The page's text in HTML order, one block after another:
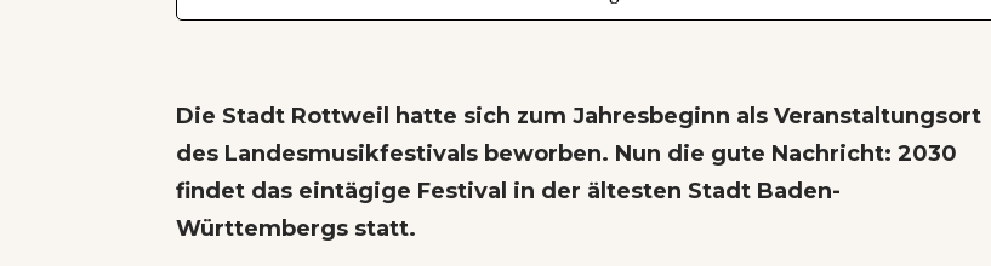
Die Stadt Rottweil hatte sich zum Jahresbeginn als Veranstaltungsort
des Landesmusikfestivals beworben. Nun die gute Nachricht: 2030
findet das eintägige Festival in der ältesten Stadt Baden-
Württembergs statt.